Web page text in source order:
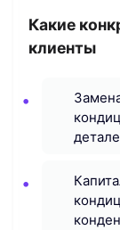
Какие
клиенты